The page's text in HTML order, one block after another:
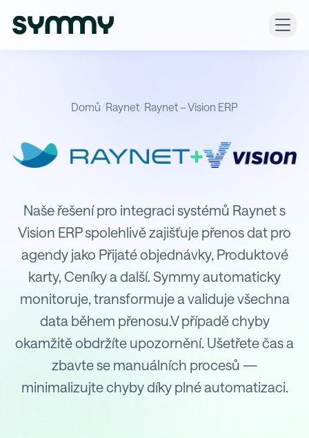
Domů/Raynet/Raynet – Vision ERP
+
Integrace Raynet s Vision ERP
Naše řešení pro integraci systémů Raynet s
Vision ERP spolehlivě zajišťuje přenos dat pro
agendy jako Přijaté objednávky, Produktové
karty, Ceníky a další. Symmy automaticky
monitoruje, transformuje a validuje všechna
data během přenosu.V případě chyby
okamžitě obdržíte upozornění. Ušetřete čas a
zbavte se manuálních procesů —
minimalizujte chyby díky plné automatizaci.